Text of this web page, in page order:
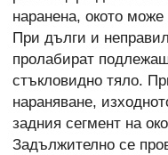
наранена, окото
При дълги и
пролабират
стъкловидно тяло.
нараняване,
задния сегмент на
Задължително се